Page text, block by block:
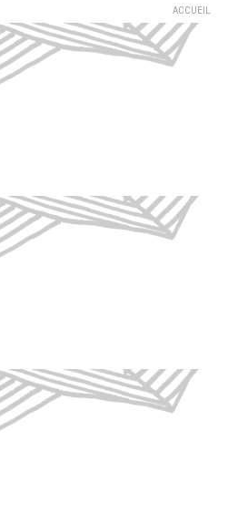
ACCUEIL